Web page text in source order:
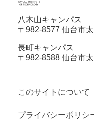
八木山キャンパス
〒982-8577 仙台市
長町キャンパス
〒982-8588 仙台市
このサイトについて
プライバシーポリシ